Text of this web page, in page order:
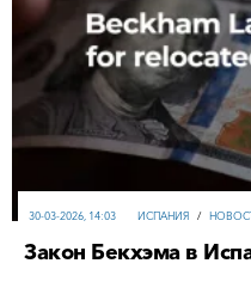
ИСПАНИЯ /
30-03-2026, 14:03
Закон Бекхэма в